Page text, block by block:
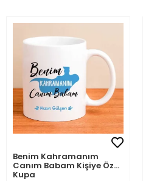
Benim Kahramanım
Canım Babam Kişiye Özel
Kupa